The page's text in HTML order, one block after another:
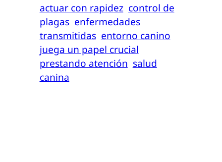
actuar con rapidez control de
plagas enfermedades
transmitidas entorno canino
juega un papel crucial
prestando atención salud
canina